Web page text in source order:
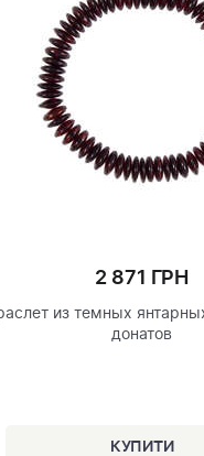
2 871 ГРН
из темных
донатов